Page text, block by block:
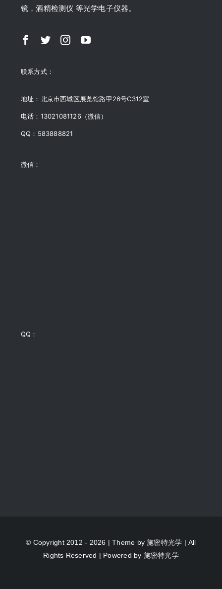
镜，酒精检测仪 等光学电子仪器。
联系方式：
地址：北京市西城区展览馆路甲26号C312室
电话：13021081126（微信）
QQ：583888821
微信：
QQ：
© Copyright 2012 - 2026 | Theme by施密特光学 | All
Rights Reserved | Powered by 施密特光学